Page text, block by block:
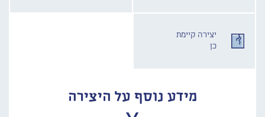
יצירה קיימת
כן
מידע נוסף על היצירה